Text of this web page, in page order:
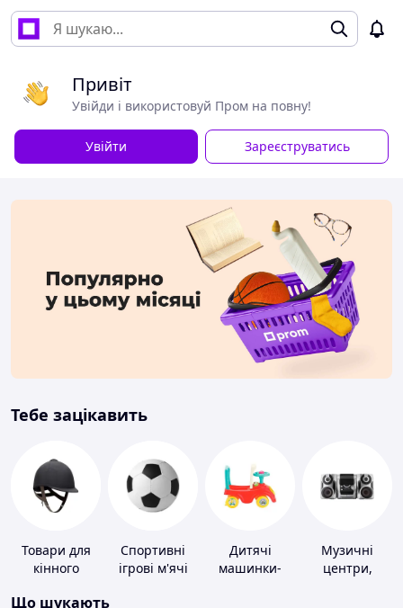
Привіт
Увійди і використовуй Пром на повну!
Увійти Зареєструватись
Тебе зацікавить
Товари для
кінного
Спортивні
ігрові м'ячі
Дитячі
машинки-
Музичні
центри,
Що шукають